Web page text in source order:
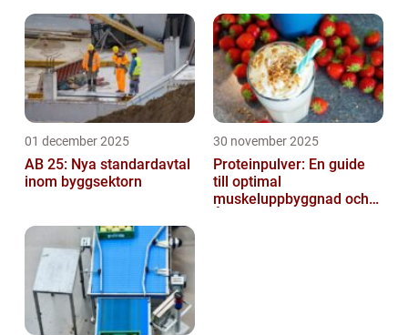
01 december 2025
AB 25: Nya standardavtal
inom byggsektorn
30 november 2025
Proteinpulver: En guide
till optimal
muskeluppbyggnad och